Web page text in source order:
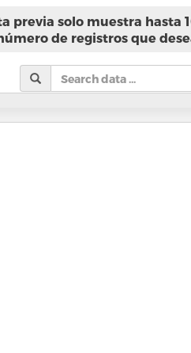
previa solo muestra hasta
de registros que